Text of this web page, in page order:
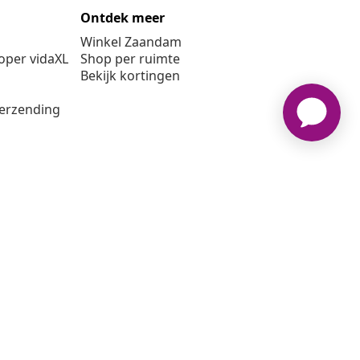
vidaXL
Ontdek meer
Winkel Zaandam
Shop per ruimte
Bekijk kortingen